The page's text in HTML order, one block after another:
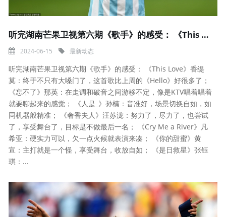
听完湖南芒果卫视第六期《歌手》的感受： 《This Love》香缇莫
2024-06-15 最新动态
听完湖南芒果卫视第六期《歌手》的感受： 《This Love》香缇
莫：终于不只有大嗓门了，这首歌比上周的《Hello》好很多了；
《忘不了》那英：在走调和破音之间游移不定，像是KTV唱着唱着
就要聊起来的感觉； 《人是_》孙楠：音准好，场景切换自如，如
同机器般精准； 《奢香夫人》汪苏泷：努力了，尽力了，也尝试
了，享受舞台了，目标是不做最后一名； 《Cry Me a River》凡
希亚：硬实力可以，欠一点火候就表演来凑； 《你的甜蜜》黄
宣：主打就是一个怪，享受舞台，收放自如； 《是日救星》张钰
琪：...